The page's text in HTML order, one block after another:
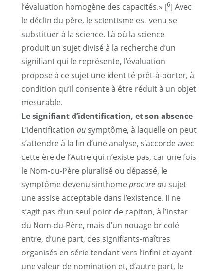
l’évaluation homogène des capacités.» [6] Avec
le déclin du père, le scientisme est venu se
substituer à la science. Là où la science
produit un sujet divisé à la recherche d’un
signifiant qui le représente, l’évaluation
propose à ce sujet une identité prêt-à-porter, à
condition qu’il consente à être réduit à un objet
mesurable.
Le signifiant d’identification, et son absence
L’identification au symptôme, à laquelle on peut
s’attendre à la fin d’une analyse, s’accorde avec
cette ère de l’Autre qui n’existe pas, car une fois
le Nom-du-Père pluralisé ou dépassé, le
symptôme devenu sinthomeprocure au sujet
une assise acceptable dans l’existence. Il ne
s’agit pas d’un seul point de capiton, à l’instar
du Nom-du-Père, mais d’un nouage bricolé
entre, d’une part, des signifiants-maîtres
organisés en série tendant vers l’infini et ayant
une valeur de nomination et, d’autre part, le